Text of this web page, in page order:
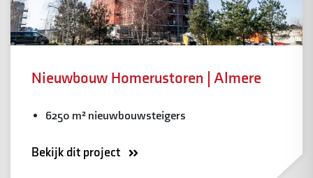
Nieuwbouw Homerustoren | Almere
6250 m² nieuwbouwsteigers
Bekijk dit project